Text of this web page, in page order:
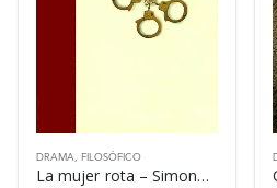
DRAMA, FILOSÓFICO
La mujer rota – Simone de Beauvoir